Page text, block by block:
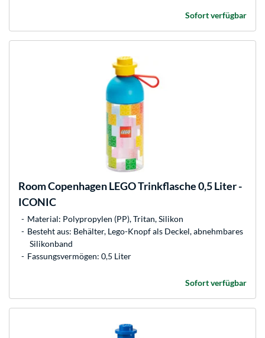
Sofort verfügbar
Room CopenhagenLEGO Trinkflasche 0,5 Liter -
ICONIC
Material: Polypropylen (PP), Tritan, Silikon
Besteht aus: Behälter, Lego-Knopf als Deckel, abnehmbares
Silikonband
Fassungsvermögen: 0,5 Liter
Sofort verfügbar